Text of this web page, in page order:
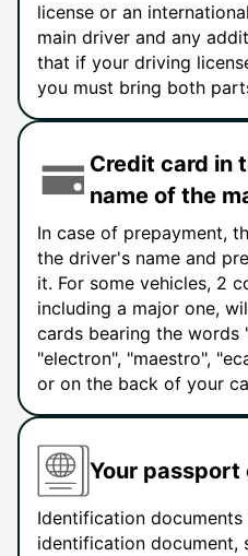
license or an
main driver and any
that if your driving
you must bring both
Credit card in
name of the
In case of prepayment,
the driver's name and
it. For some vehicles, 2
including a major one,
cards bearing the words
"electron", "maestro",
or on the back of your
Your passport
Identification
identification document,